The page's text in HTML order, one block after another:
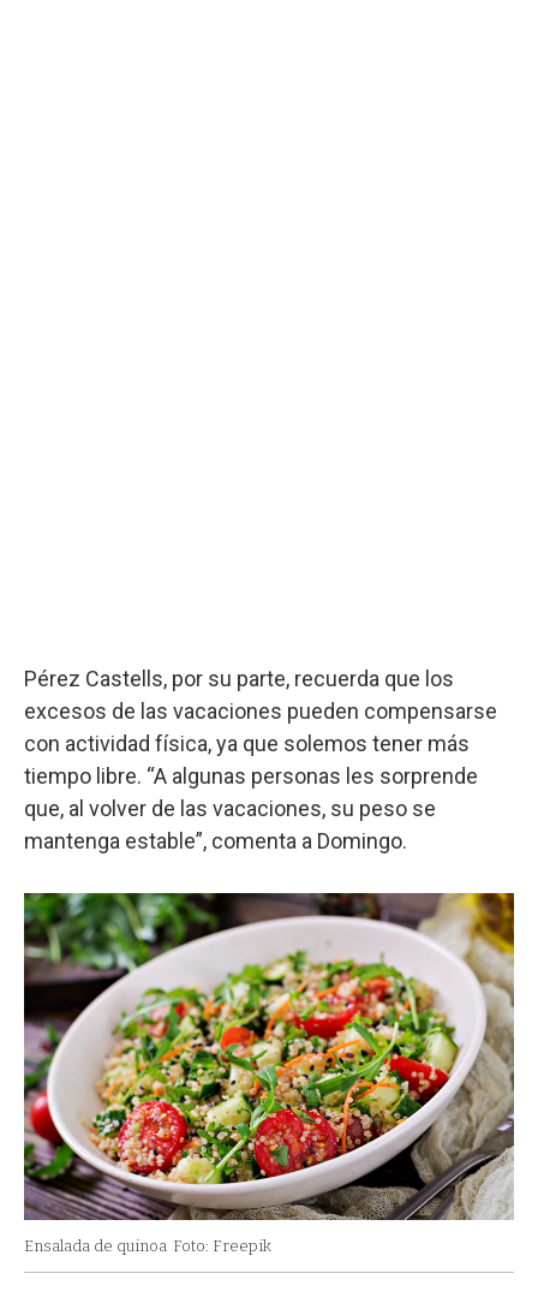
Pérez Castells, por su parte, recuerda que los
excesos de las vacaciones pueden compensarse
con actividad física, ya que solemos tener más
tiempo libre. “A algunas personas les sorprende
que, al volver de las vacaciones, su peso se
mantenga estable”, comenta a Domingo.
Ensalada de quinoa Foto: Freepik